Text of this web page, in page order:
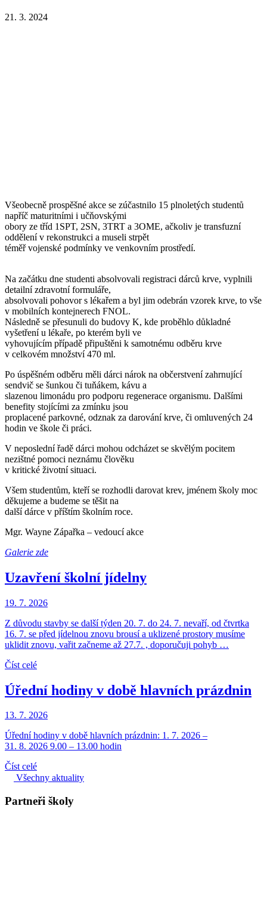
21. 3. 2024
Všeobecně prospěšné akce se zúčastnilo 15 plnoletých studentů
napříč maturitními i učňovskými
obory ze tříd 1SPT, 2SN, 3TRT a 3OME, ačkoliv je transfuzní
oddělení v rekonstrukci a museli strpět
téměř vojenské podmínky ve venkovním prostředí.
Na začátku dne studenti absolvovali registraci dárců krve, vyplnili
detailní zdravotní formuláře,
absolvovali pohovor s lékařem a byl jim odebrán vzorek krve, to vše
v mobilních kontejnerech FNOL.
Následně se přesunuli do budovy K, kde proběhlo důkladné
vyšetření u lékaře, po kterém byli ve
vyhovujícím případě připuštěni k samotnému odběru krve
v celkovém množství 470 ml.
Po úspěšném odběru měli dárci nárok na občerstvení zahrnující
sendvič se šunkou či tuňákem, kávu a
slazenou limonádu pro podporu regenerace organismu. Dalšími
benefity stojícími za zmínku jsou
proplacené parkovné, odznak za darování krve, či omluvených 24
hodin ve škole či práci.
V neposlední řadě dárci mohou odcházet se skvělým pocitem
nezištné pomoci neznámu člověku
v kritické životní situaci.
Všem studentům, kteří se rozhodli darovat krev, jménem školy moc
děkujeme a budeme se těšit na
další dárce v příštím školním roce.
Mgr. Wayne Zápařka – vedoucí akce
Galerie zde
Uzavření školní jídelny
19. 7. 2026
Z důvodu stavby se další týden 20. 7. do 24. 7. nevaří, od čtvrtka
16. 7. se před jídelnou znovu brousí a uklizené prostory musíme
uklidit znovu, vařit začneme až 27.7. , doporučuji pohyb …
Číst celé
Úřední hodiny v době hlavních prázdnin
13. 7. 2026
Úřední hodiny v době hlavních prázdnin: 1. 7. 2026 –
31. 8. 2026 9.00 – 13.00 hodin
Číst celé
Všechny aktuality
Partneři školy